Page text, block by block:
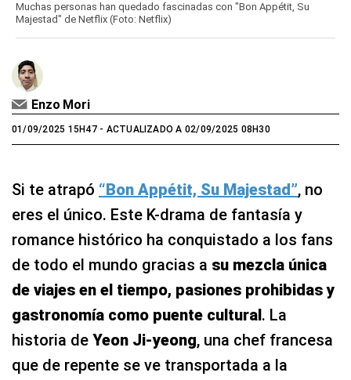
Muchas personas han quedado fascinadas con "Bon Appétit, Su
Majestad" de Netflix (Foto: Netflix)
Enzo Mori
01/09/2025 15H47- ACTUALIZADO A 02/09/2025 08H30
Si te atrapó “Bon Appétit, Su Majestad”, no
eres el único. Este K-drama de fantasía y
romance histórico ha conquistado a los fans
de todo el mundo gracias a su mezcla única
de viajes en el tiempo, pasiones prohibidas y
gastronomía como puente cultural. La
historia de Yeon Ji-yeong, una chef francesa
que de repente se ve transportada a la